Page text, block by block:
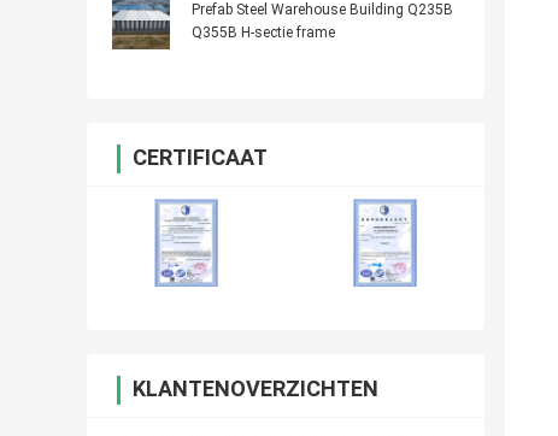
Prefab Steel Warehouse Building Q235B
Q355B H-sectie frame
CERTIFICAAT
KLANTENOVERZICHTEN